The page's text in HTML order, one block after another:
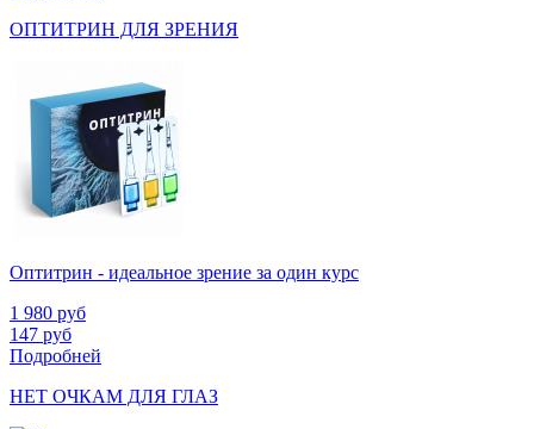
ОПТИТРИН ДЛЯ ЗРЕНИЯ
Оптитрин - идеальное зрение за один курс
1 980 руб
147 руб
Подробней
НЕТ ОЧКАМ ДЛЯ ГЛАЗ